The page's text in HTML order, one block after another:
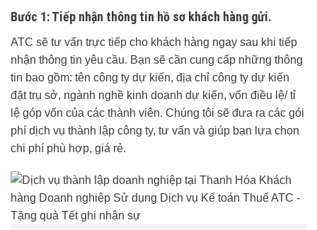
Bước 1: Tiếp nhận thông tin hồ sơ khách hàng gửi.
ATC sẽ tư vấn trực tiếp cho khách hàng ngay sau khi tiếp
nhận thông tin yêu cầu. Bạn sẽ cần cung cấp những thông
tin bao gồm: tên công ty dự kiến, địa chỉ công ty dự kiến
đặt trụ sở, ngành nghề kinh doanh dự kiến, vốn điều lệ/ tỉ
lệ góp vốn của các thành viên. Chúng tôi sẽ đưa ra các gói
phí dịch vụ thành lập công ty, tư vấn và giúp bạn lựa chọn
chi phí phù hợp, giá rẻ.